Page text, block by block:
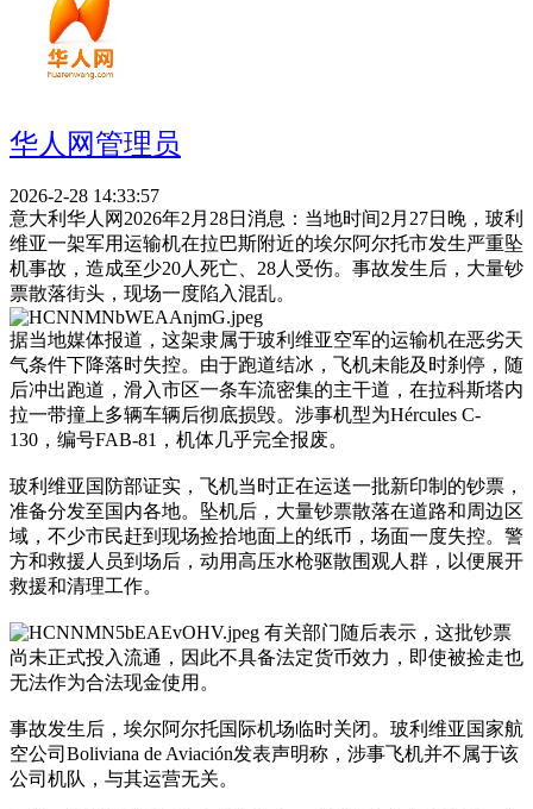
华人网管理员
2026-2-28 14:33:57
意大利华人网2026年2月28日消息：当地时间2月27日晚，玻利
维亚一架军用运输机在拉巴斯附近的埃尔阿尔托市发生严重坠
机事故，造成至少20人死亡、28人受伤。事故发生后，大量钞
票散落街头，现场一度陷入混乱。
据当地媒体报道，这架隶属于玻利维亚空军的运输机在恶劣天
气条件下降落时失控。由于跑道结冰，飞机未能及时刹停，随
后冲出跑道，滑入市区一条车流密集的主干道，在拉科斯塔内
拉一带撞上多辆车辆后彻底损毁。涉事机型为Hércules C-
130，编号FAB-81，机体几乎完全报废。
玻利维亚国防部证实，飞机当时正在运送一批新印制的钞票，
准备分发至国内各地。坠机后，大量钞票散落在道路和周边区
域，不少市民赶到现场捡拾地面上的纸币，场面一度失控。警
方和救援人员到场后，动用高压水枪驱散围观人群，以便展开
救援和清理工作。
有关部门随后表示，这批钞票
尚未正式投入流通，因此不具备法定货币效力，即使被捡走也
无法作为合法现金使用。
事故发生后，埃尔阿尔托国际机场临时关闭。玻利维亚国家航
空公司Boliviana de Aviación发表声明称，涉事飞机并不属于该
公司机队，与其运营无关。